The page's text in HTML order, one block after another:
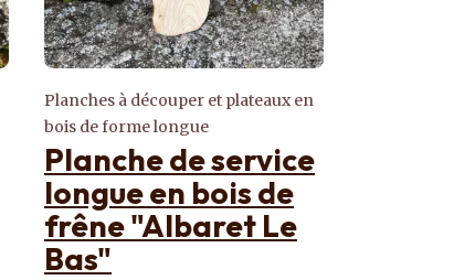
Planches à découper et plateaux en
bois rectangulaires
Planche
rectangulaire en
bois massif en
Frêne Pradel